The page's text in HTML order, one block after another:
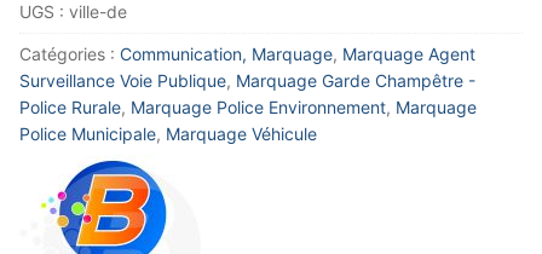
"Ville
de"
UGS : ville-de
Catégories : Communication, Marquage, Marquage Agent
Surveillance Voie Publique, Marquage Garde Champêtre -
Police Rurale, Marquage Police Environnement, Marquage
Police Municipale, Marquage Véhicule